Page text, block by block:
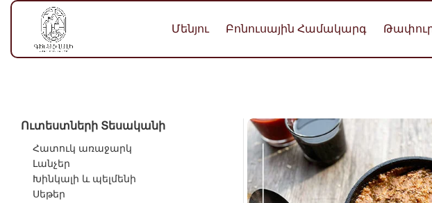
Մենյու Բոնուսային Համակարգ
Ուտեստների Տեսականի
Հատուկ առաջարկ
Լանչեր
Խինկալի և պելմենի
Սեթեր